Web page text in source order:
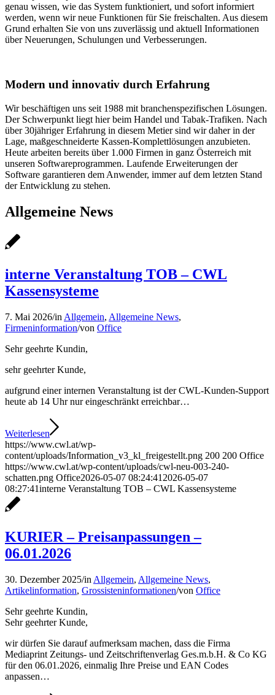
genau wissen, wie das System funktioniert, und sofort informiert
werden, wenn wir neue Funktionen für Sie freischalten. Aus diesem
Grund erhalten Sie von uns zuverlässig und aktuell Informationen
über Neuerungen, Schulungen und Verbesserungen.
Modern und innovativ durch Erfahrung
Wir beschäftigen uns seit 1988 mit branchenspezifischen Lösungen.
Der Schwerpunkt liegt hier beim Handel und Tabak-Trafiken. Nach
über 30jähriger Erfahrung in diesem Metier sind wir daher in der
Lage, maßgeschneiderte Kassen-Komplettlösungen anzubieten.
Heute arbeiten bereits über 1.000 Firmen in ganz Österreich mit
unseren Softwareprogrammen. Laufende Erweiterungen der
Software garantieren dem Anwender, immer auf dem letzten Stand
der Entwicklung zu stehen.
Allgemeine News
interne Veranstaltung TOB – CWL
Kassensysteme
7. Mai 2026/in Allgemein, Allgemeine News,
Firmeninformation/von Office
Sehr geehrte Kundin,
sehr geehrter Kunde,
aufgrund einer internen Veranstaltung ist der CWL-Kunden-Support
heute ab 14 Uhr nur eingeschränkt erreichbar…
Weiterlesen
https://www.cwl.at/wp-
content/uploads/Information_v3_kl_freigestellt.png 200 200 Office
https://www.cwl.at/wp-content/uploads/cwl-neu-003-240-
schatten.png Office2026-05-07 08:24:41 2026-05-07
08:27:41interne Veranstaltung TOB – CWL Kassensysteme
KURIER – Preisanpassungen –
06.01.2026
30. Dezember 2025/in Allgemein, Allgemeine News,
Artikelinformation, Grossisteninformationen/von Office
Sehr geehrte Kundin,
Sehr geehrter Kunde,
wir dürfen Sie darauf aufmerksam machen, dass die Firma
Mediaprint Zeitungs- und Zeitschriftenverlag Ges.m.b.H. & Co KG
für den 06.01.2026, einmalig Ihre Preise und EAN Codes
anpassen…